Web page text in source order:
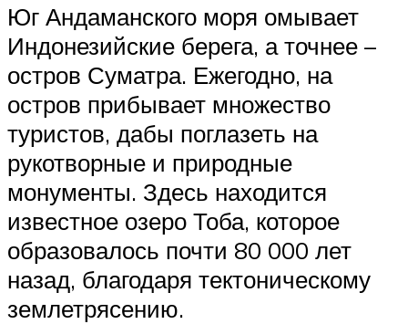
Юг Андаманского моря омывает
Индонезийские берега, а точнее –
остров Суматра. Ежегодно, на
остров прибывает множество
туристов, дабы поглазеть на
рукотворные и природные
монументы. Здесь находится
известное озеро Тоба, которое
образовалось почти 80 000 лет
назад, благодаря тектоническому
землетрясению.